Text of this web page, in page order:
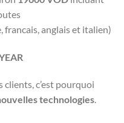
francais, anglais et italien)
c’est pourquoi
technologies.